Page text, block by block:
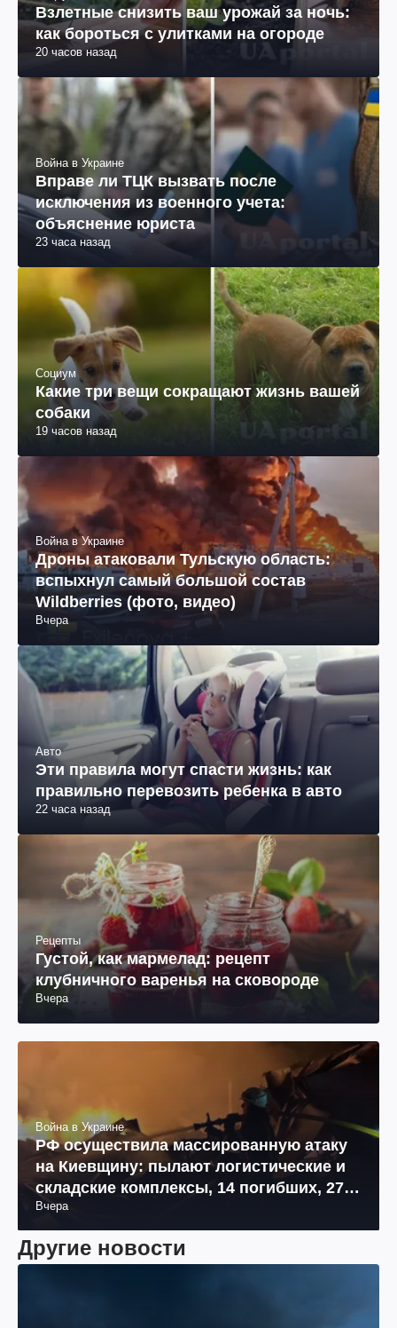
Взлетные снизить ваш урожай за ночь:
как бороться с улитками на огороде
20 часов назад
Война в Украине
Вправе ли ТЦК вызвать после
исключения из военного учета:
объяснение юриста
23 часа назад
Социум
Какие три вещи сокращают жизнь вашей
собаки
19 часов назад
Война в Украине
Дроны атаковали Тульскую область:
вспыхнул самый большой состав
Wildberries (фото, видео)
Вчера
Авто
Эти правила могут спасти жизнь: как
правильно перевозить ребенка в авто
22 часа назад
Рецепты
Густой, как мармелад: рецепт
клубничного варенья на сковороде
Вчера
Война в Украине
РФ осуществила массированную атаку
на Киевщину: пылают логистические и
складские комплексы, 14 погибших, 27
раненых (фото, видео)
Вчера
Другие новости